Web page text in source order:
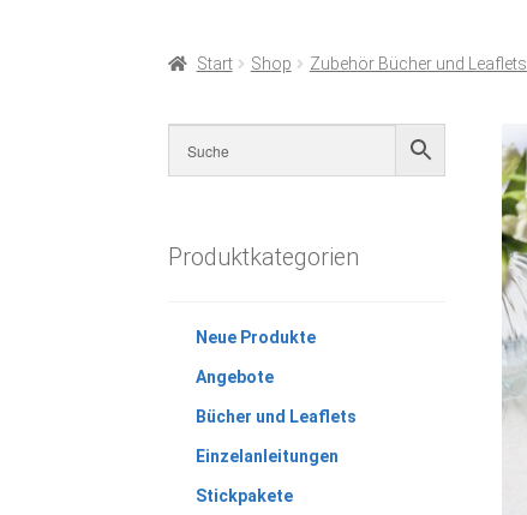
Start Shop Zubehör Bücher und Leaflets
Produktkategorien
Neue Produkte
Angebote
Bücher und Leaflets
Einzelanleitungen
Stickpakete